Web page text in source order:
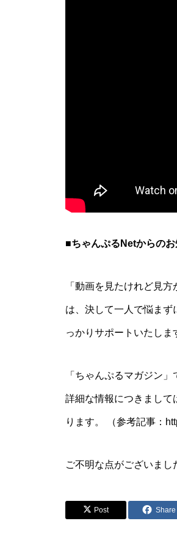
■ちゃんぷるNetからの
「動画を見たけれど見
は、決して一人で悩ま
っかりサポートいたしま
「ちゃんぷるマガジン
詳細な情報につきまして
ります。 （参考記事：
ご不明な点がございまし
Post Share